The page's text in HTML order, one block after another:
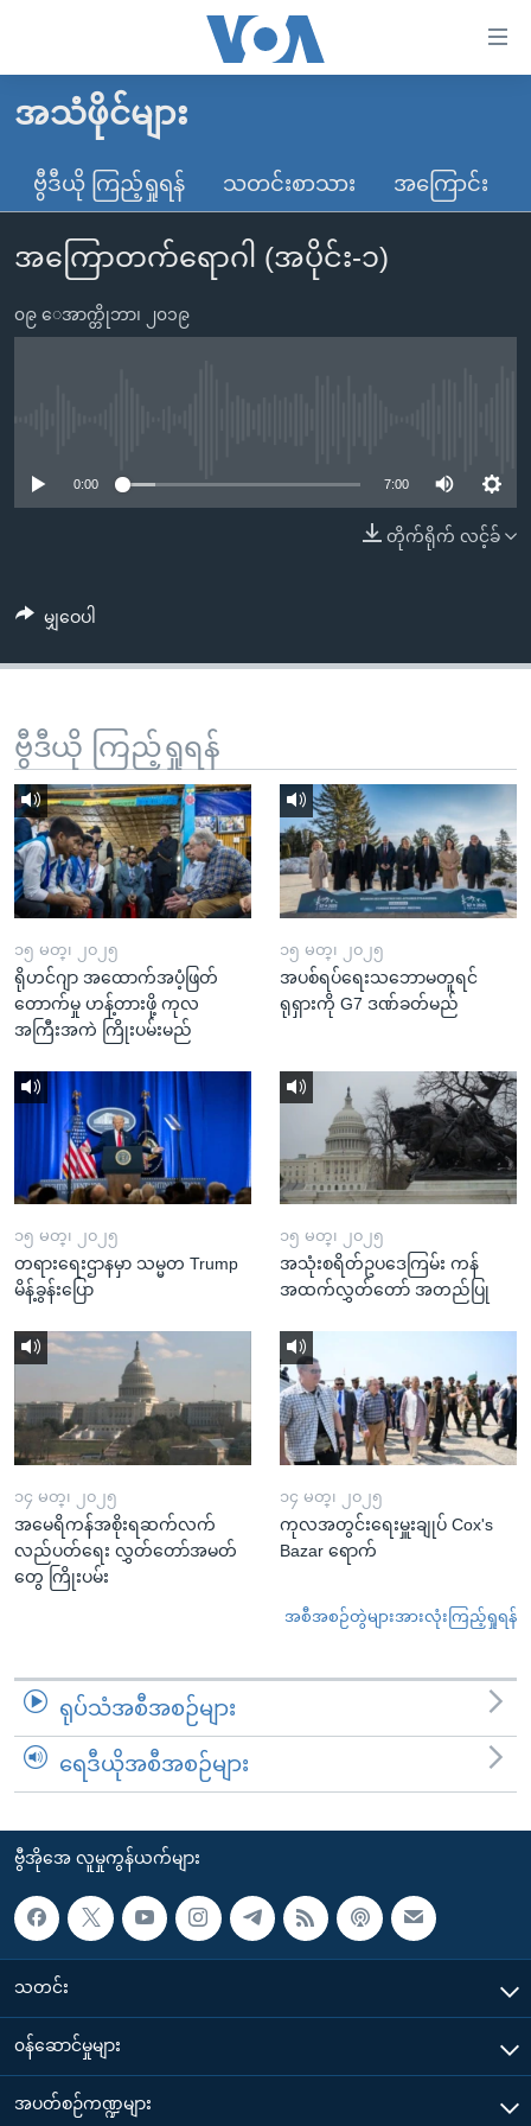
လွယ်ကူ
သည့်
များ
ပင်မ
ပင်မ
စာမျက်နှာ
ကျော်
ရန်
ရှာဖွေ
ရန်
နေရာ
သို့
ကျော်
ရန်
မူလစာမျက်နှာ
မြန်မာ
ကမ္ဘာ့သတင်းများ
နိုင်ငံတကာ
တရုတ်
ဗွီဒီယို
ရပ်ဝန်းတခု လမ်းတခု အလွန်
ရုပ်ရှင်ထဲက အင်္ဂလိပ်စာ
တီဗွီ
ရေဒီယို/တီဗွီအစီအစဉ်
ဗွီအိုအေ လူမှုကွန်ယက်များ
ဘာသာစကားများ
အသံဖိုင်များ
ဗွီဒီယို ကြည့်ရှုရန် သတင်းစာသား အကြောင်း
အကြောတက်ရောဂါ (အပိုင်း-၁)
၀၉ ေအာက္တိုဘာ၊ ၂၀၁၉
0:00 7:00
တိုက်ရိုက် လင့်ခ်
မျှဝေပါ
ဗွီဒီယို ကြည့်ရှုရန်
၁၅ မတ္၊ ၂၀၂၅
ရိုဟင်ဂျာ အထောက်အပံ့ဖြတ်
တောက်မှု ဟန့်တားဖို့ ကုလ
အကြီးအကဲ ကြိုးပမ်းမည်
၁၅ မတ္၊ ၂၀၂၅
အပစ်ရပ်ရေးသဘောမတူရင်
ရုရှားကို G7 ဒဏ်ခတ်မည်
၁၅ မတ္၊ ၂၀၂၅
တရားရေးဌာနမှာ သမ္မတ Trump
မိန့်ခွန်းပြော
၁၅ မတ္၊ ၂၀၂၅
အသုံးစရိတ်ဥပဒေကြမ်း ကန်
အထက်လွှတ်တော် အတည်ပြု
၁၄ မတ္၊ ၂၀၂၅
အမေရိကန်အစိုးရဆက်လက်
လည်ပတ်ရေး လွှတ်တော်အမတ်
တွေ ကြိုးပမ်း
၁၄ မတ္၊ ၂၀၂၅
ကုလအတွင်းရေးမှူးချုပ် Cox's
Bazar ရောက်
အစီအစဉ်တွဲများအားလုံးကြည့်ရှုရန်
ရုပ်သံအစီအစဉ်များ
ရေဒီယိုအစီအစဉ်များ
ဗွီအိုအေ လူမှုကွန်ယက်များ
သတင်း
၀န်ဆောင်မှုများ
အပတ်စဉ်ကဏ္ဍများ